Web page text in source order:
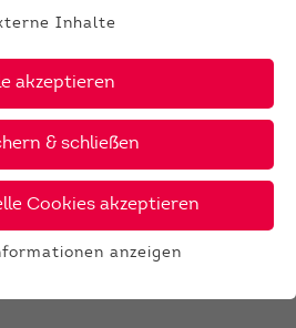
‹ ›
22 €
Inhalte
akzeptieren
& schließen
Cookies akzeptieren
anzeigen